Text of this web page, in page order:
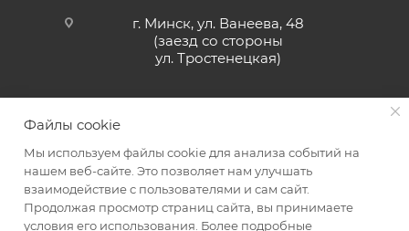
г. Минск, ул. Ванеева, 48
(заезд со стороны
ул. Тростенецкая)
2026 © ЗАО «ТВК»
Файлы cookie
Мы используем файлы cookie для анализа событий на
нашем веб-сайте. Это позволяет нам улучшать
взаимодействие с пользователями и сам сайт.
Продолжая просмотр страниц сайта, вы принимаете
условия его использования. Более подробные